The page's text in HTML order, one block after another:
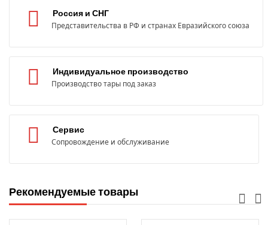
Россия и СНГ
Представительства в РФ и странах Евразийского союза
Индивидуальное производство
Производство тары под заказ
Сервис
Сопровождение и обслуживание
Рекомендуемые товары